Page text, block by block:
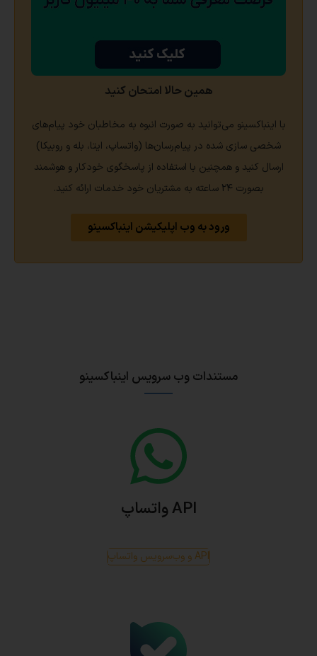
همین حالا امتحان کنید
با اینباکسینو می‌توانید به صورت انبوه به مخاطبان خود پیام‌های
شخصی سازی شده در پیام‌رسان‌ها (واتساپ، ایتا، بله و روبیکا)
ارسال کنید و همچنین با استفاده از پاسخگوی خودکار و هوشمند
بصورت ۲۴ ساعته به مشتریان خود خدمات ارائه کنید.
ورود به وب اپلیکیشن اینباکسینو
مستندات وب سرویس اینباکسینو
API واتساپ
API و وب‌سرویس واتساپ